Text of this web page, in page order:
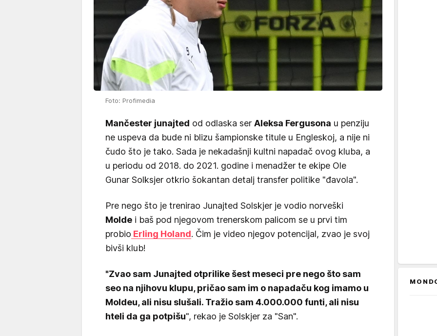
Foto: Profimedia
Mančester junajted od odlaska ser Aleksa Fergusona u penziju
ne uspeva da bude ni blizu šampionske titule u Engleskoj, a nije ni
čudo što je tako. Sada je nekadašnji kultni napadač ovog kluba, a
u periodu od 2018. do 2021. godine i menadžer te ekipe Ole
Gunar Solksjer otkrio šokantan detalj transfer politike "đavola".
Pre nego što je trenirao Junajted Solskjer je vodio norveški
Molde i baš pod njegovom trenerskom palicom se u prvi tim
probio Erling Holand. Čim je video njegov potencijal, zvao je svoj
bivši klub!
"Zvao sam Junajted otprilike šest meseci pre nego što sam
seo na njihovu klupu, pričao sam im o napadaču kog imamo u
Moldeu, ali nisu slušali. Tražio sam 4.000.000 funti, ali nisu
hteli da ga potpišu", rekao je Solskjer za "San".